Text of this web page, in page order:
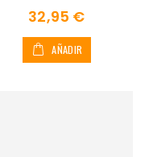
32,95 €
AÑADIR